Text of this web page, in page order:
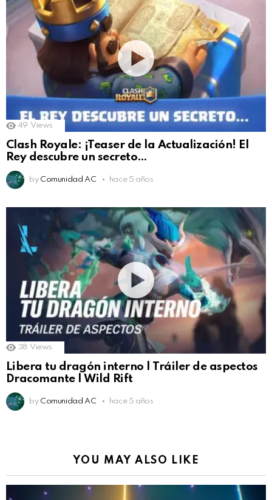
49 Views
Clash Royale: ¡Teaser de la Actualización! El
Rey descubre un secreto…
by Comunidad AC hace 5 años
38 Views
Libera tu dragón interno | Tráiler de aspectos
Dracomante | Wild Rift
by Comunidad AC hace 5 años
YOU MAY ALSO LIKE